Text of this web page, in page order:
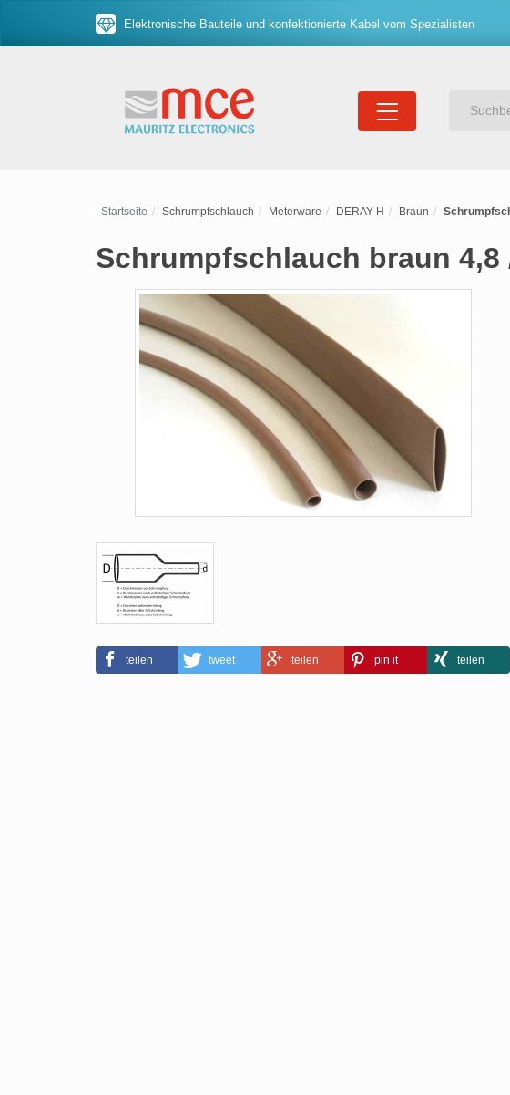
Elektronische Bauteile und konfektionierte Kabel vom Spezialisten
Startseite Schrumpfschlauch Meterware DERAY-H Braun
Schrumpfschlauch braun 4,8
teilen tweet teilen pin it teilen